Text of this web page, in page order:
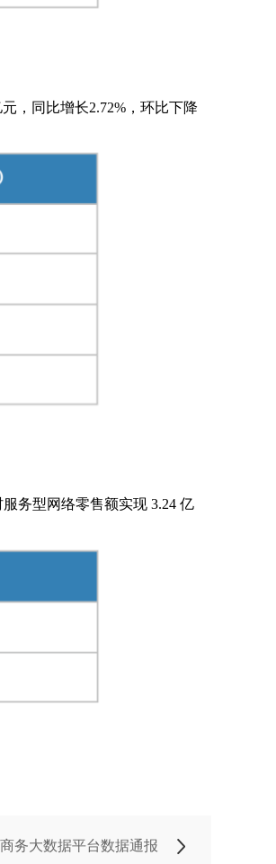
，同比增长2.72%，环比下降
务型网络零售额实现 3.24 亿
务大数据平台数据通报